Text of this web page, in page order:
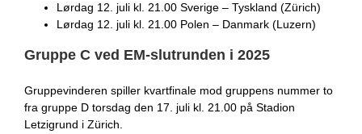
Lørdag 12. juli kl. 21.00 Sverige – Tyskland (Zürich)
Lørdag 12. juli kl. 21.00 Polen – Danmark (Luzern)
Gruppe C ved EM-slutrunden i 2025
Gruppevinderen spiller kvartfinale mod gruppens nummer to
fra gruppe D torsdag den 17. juli kl. 21.00 på Stadion
Letzigrund i Zürich.